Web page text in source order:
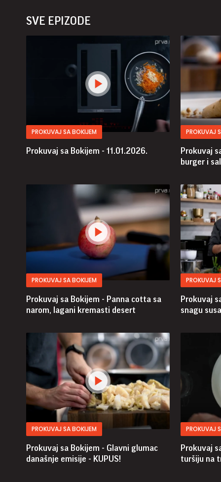
SVE EPIZODE
PROKUVAJ SA BOKIJEM
Prokuvaj sa Bokijem - 11.01.2026.
PROKUVAJ
Prokuvaj
burger i
PROKUVAJ SA BOKIJEM
Prokuvaj sa Bokijem - Panna cotta sa
narom, lagani kremasti desert
PROKUVAJ
Prokuvaj
snagu
PROKUVAJ SA BOKIJEM
Prokuvaj sa Bokijem - Glavni glumac
današnje emisije - KUPUS!
PROKUVAJ
Prokuvaj
turšiju na